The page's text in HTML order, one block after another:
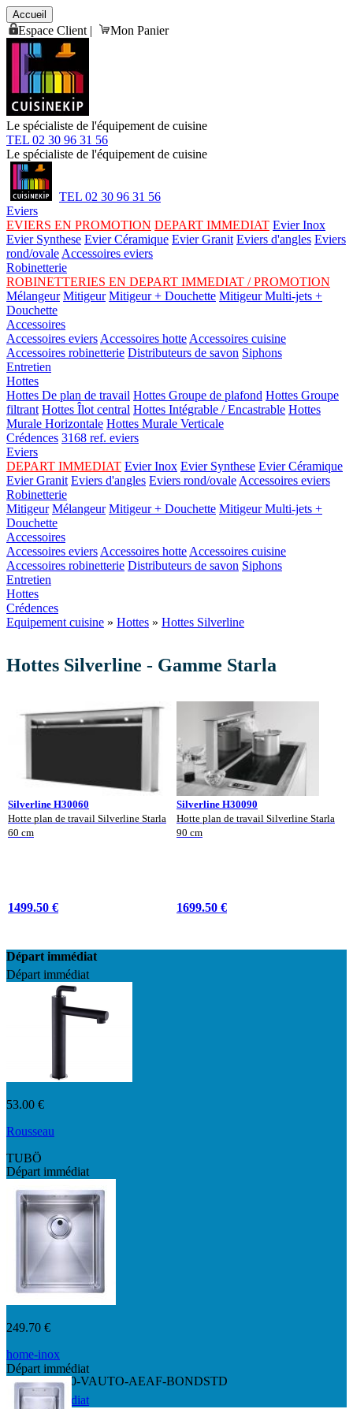
Accueil
Espace Client | Mon Panier
Le spécialiste de l'équipement de cuisine
TEL 02 30 96 31 56
Le spécialiste de l'équipement de cuisine
TEL 02 30 96 31 56
Eviers
EVIERS EN PROMOTION DEPART IMMEDIAT Evier Inox
Evier Synthese Evier Céramique Evier Granit Eviers d'angles Eviers
rond/ovale Accessoires eviers
Robinetterie
ROBINETTERIES EN DEPART IMMEDIAT / PROMOTION
Mélangeur Mitigeur Mitigeur + Douchette Mitigeur Multi-jets +
Douchette
Accessoires
Accessoires eviers Accessoires hotte Accessoires cuisine
Accessoires robinetterie Distributeurs de savon Siphons
Entretien
Hottes
Hottes De plan de travail Hottes Groupe de plafond Hottes Groupe
filtrant Hottes Îlot central Hottes Intégrable / Encastrable Hottes
Murale Horizontale Hottes Murale Verticale
Crédences 3168 ref. eviers
Eviers
DEPART IMMEDIAT Evier Inox Evier Synthese Evier Céramique
Evier Granit Eviers d'angles Eviers rond/ovale Accessoires eviers
Robinetterie
Mitigeur Mélangeur Mitigeur + Douchette Mitigeur Multi-jets +
Douchette
Accessoires
Accessoires eviers Accessoires hotte Accessoires cuisine
Accessoires robinetterie Distributeurs de savon Siphons
Entretien
Hottes
Crédences
Equipement cuisine » Hottes » Hottes Silverline
Hottes Silverline - Gamme Starla
Silverline H30060
Hotte plan de travail Silverline Starla
60 cm
1499.50 €
Silverline H30090
Hotte plan de travail Silverline Starla
90 cm
1699.50 €
Départ immédiat
Départ immédiat
53.00 €
Rousseau
TUBÖ
Départ immédiat
249.70 €
home-inox
HI-34x40R10-VAUTO-AEAF-BONDSTD
Départ immédiat
Départ immédiat